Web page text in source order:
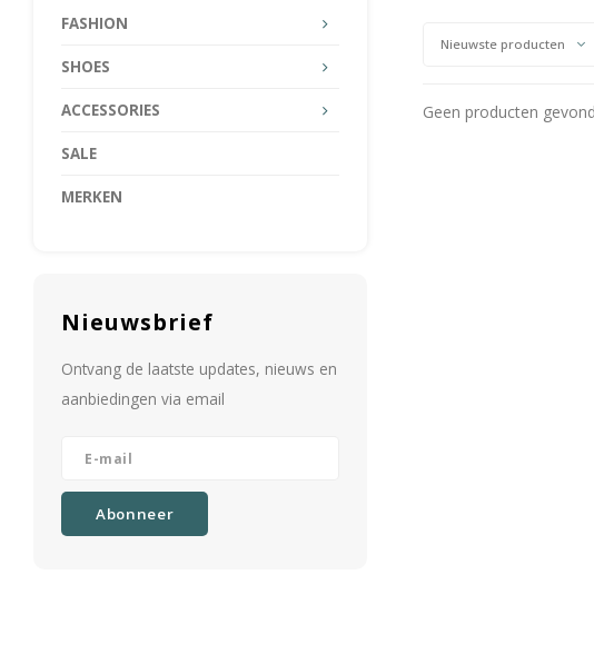
FASHION
SHOES
ACCESSORIES
SALE
MERKEN
Nieuwsbrief
Ontvang de laatste updates, nieuws en
aanbiedingen via email
Abonneer
Nieuwste producten
Geen producten